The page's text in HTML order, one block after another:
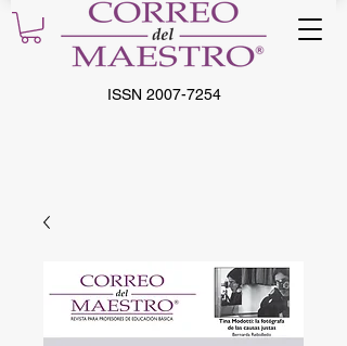
ISSN 2007-7254